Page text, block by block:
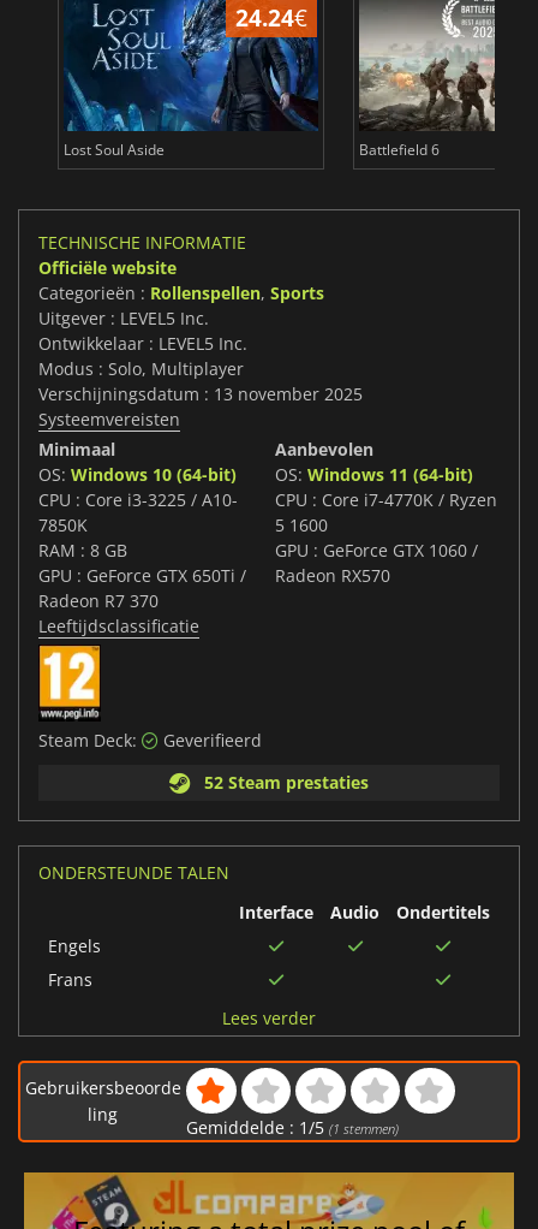
24.24€
Lost Soul Aside Battlefield 6
TECHNISCHE INFORMATIE
Officiële website
Categorieën : Rollenspellen, Sports
Uitgever : LEVEL5 Inc.
Ontwikkelaar : LEVEL5 Inc.
Modus : Solo, Multiplayer
Verschijningsdatum : 13 november 2025
Systeemvereisten
Minimaal
OS: Windows 10 (64-bit)
CPU : Core i3-3225 / A10-
7850K
RAM : 8 GB
GPU : GeForce GTX 650Ti /
Radeon R7 370
Aanbevolen
OS: Windows 11 (64-bit)
CPU : Core i7-4770K / Ryzen
5 1600
GPU : GeForce GTX 1060 /
Radeon RX570
Leeftijdsclassificatie
Steam Deck:
Geverifieerd
52 Steam prestaties
ONDERSTEUNDE TALEN
Interface
Audio
Ondertitels
Engels
Frans
Chinees
Italiaans
Traditioneel Chinees
Duits
Braziliaans-
Lees verder
Gebruikersbeoorde
ling
Gemiddelde : 1/5 (1 stemmen)